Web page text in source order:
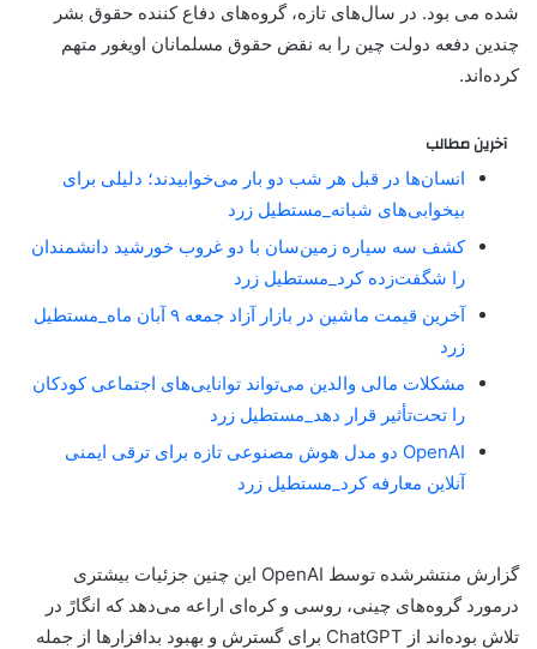
شده می بود. در سال‌های تازه، گروه‌های دفاع کننده حقوق بشر
چندین دفعه دولت چین را به نقض حقوق مسلمانان اویغور متهم
کرده‌اند.
آخرین مطالب
انسان‌ها در قبل هر شب دو بار می‌خوابیدند؛ دلیلی برای
بیخوابی‌های شبانه_مستطیل زرد
کشف سه سیاره زمین‌سان با دو غروب خورشید دانشمندان
را شگفت‌زده کرد_مستطیل زرد
آخرین قیمت ماشین در بازار آزاد جمعه ۹ آبان ماه_مستطیل
زرد
مشکلات مالی والدین می‌تواند توانایی‌های اجتماعی کودکان
را تحت‌تأثیر قرار دهد_مستطیل زرد
OpenAI دو مدل هوش مصنوعی تازه برای ترقی ایمنی
آنلاین معارفه کرد_مستطیل زرد
گزارش منتشرشده توسط OpenAI این چنین جزئیات بیشتری
درمورد گروه‌های چینی، روسی و کره‌ای اراعه می‌دهد که انگارً در
تلاش بوده‌اند از ChatGPT برای گسترش و بهبود بدافزارها از جمله